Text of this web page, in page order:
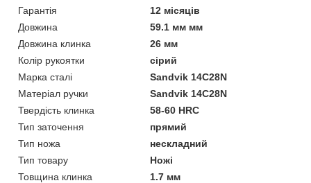
Гарантія
12 місяців
Довжина
59.1 мм мм
Довжина клинка
26 мм
Колір рукоятки
сірий
Марка сталі
Sandvik 14C28N
Матеріал ручки
Sandvik 14C28N
Твердість клинка
58-60 HRC
Тип заточення
прямий
Тип ножа
нескладний
Тип товару
Ножі
Товщина клинка
1.7 мм